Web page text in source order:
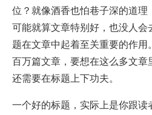
位？就像酒香也怕巷子深的道理
可能就算文章特别好，也没人
题在文章中起着至关重要的作
百万篇文章，要想在这么多文章
还需要在标题上下功夫。
一个好的标题，实际上是你跟读